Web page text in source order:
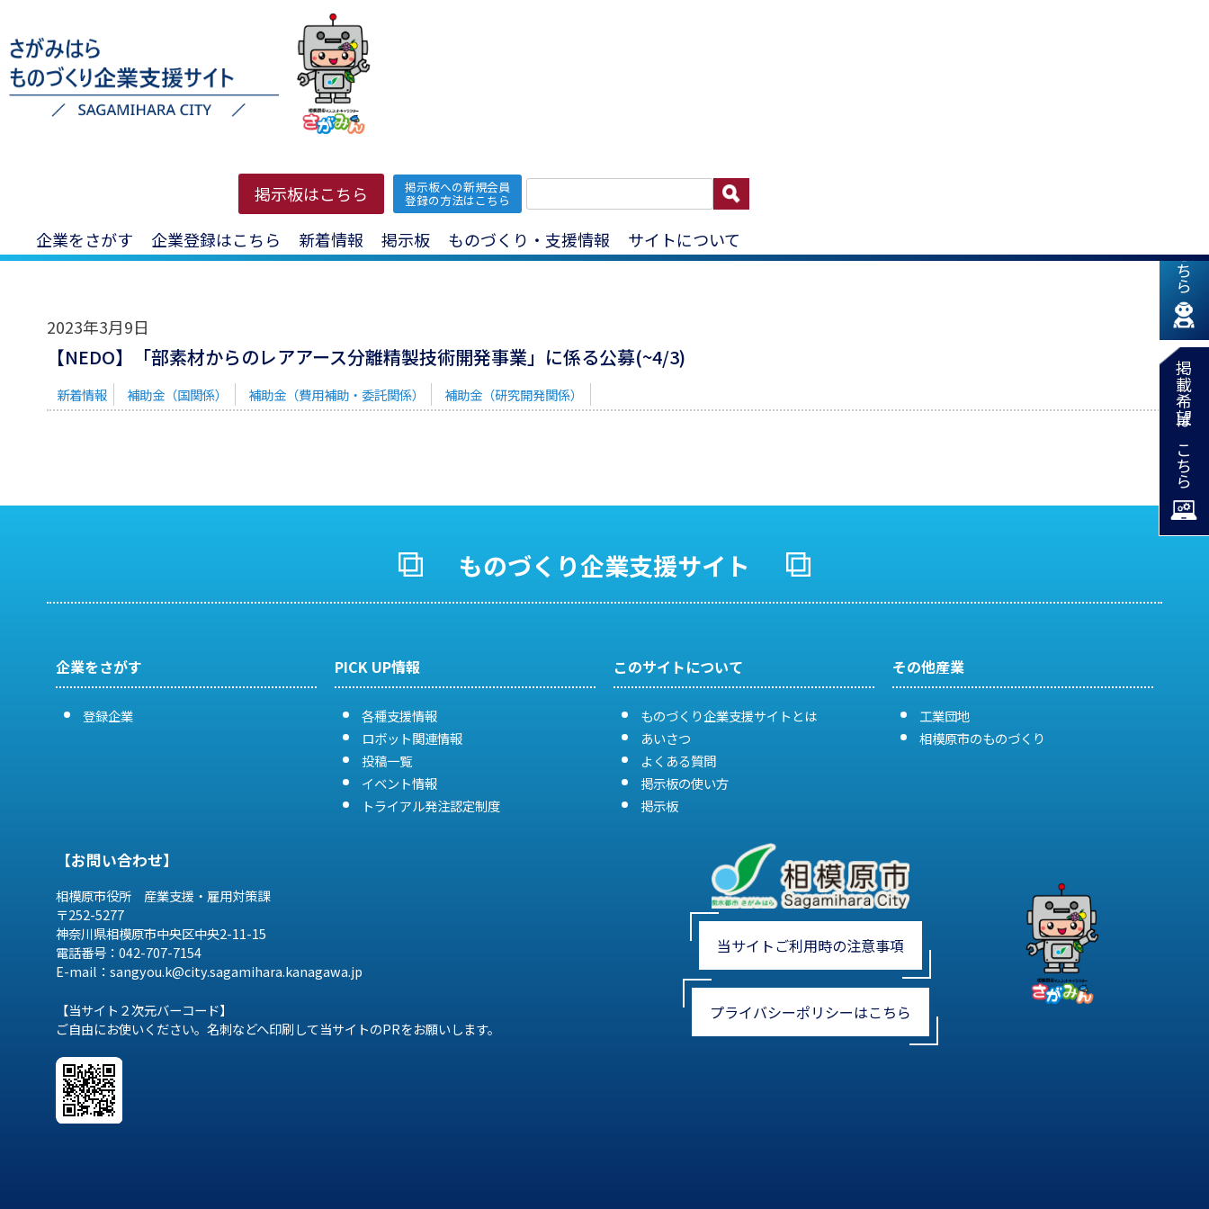
掲示板はこちら 掲示板への新規会員
登録の方法はこちら
企業をさがす 企業登録はこちら 新着情報 掲示板 ものづくり・支援情報 サイトについて
レアアース
2023年3月9日
【NEDO】「部素材からのレアアース分離精製技術開発事業」に係る公募(~4/3)
新着情報 補助金（国関係） 補助金（費用補助・委託関係） 補助金（研究開発関係）
ものづくり企業支援サイト
企業をさがす
登録企業
PICK UP情報
各種支援情報
ロボット関連情報
投稿一覧
イベント情報
トライアル発注認定制度
このサイトについて
ものづくり企業支援サイトとは
あいさつ
よくある質問
掲示板の使い方
掲示板
その他産業
工業団地
相模原市のものづくり
【お問い合わせ】
相模原市役所 産業支援・雇用対策課
〒252-5277
神奈川県相模原市中央区中央2-11-15
電話番号：042-707-7154
E-mail：sangyou.k@city.sagamihara.kanagawa.jp
【当サイト２次元バーコード】
ご自由にお使いください。名刺などへ印刷して当サイトのPRをお願いします。
当サイトご利用時の注意事項
プライバシーポリシーはこちら
新着情報はこちら
掲載希望はこちら